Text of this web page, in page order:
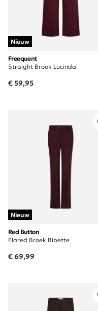
Nieuw
Freequent
Straight Broek Lucinda
€ 59,95
Nieuw
Red Button
Flared Broek Bibette
€ 69,99